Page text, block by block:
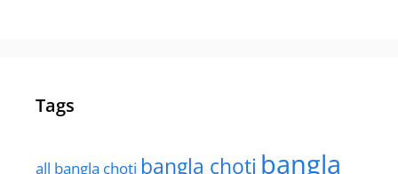
Tags
all bangla choti bangla choti bangla